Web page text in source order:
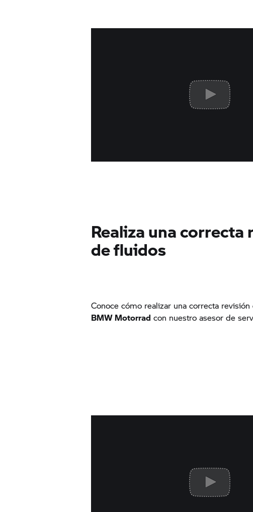
Realiza una correcta
de fluidos
Conoce cómo realizar una correcta
BMW Motorrad con nuestro asesor de